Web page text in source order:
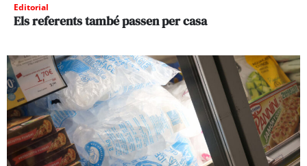
Editorial
Els referents també passen per casa